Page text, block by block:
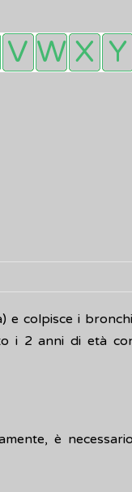
e colpisce i
i 2 anni di età
è